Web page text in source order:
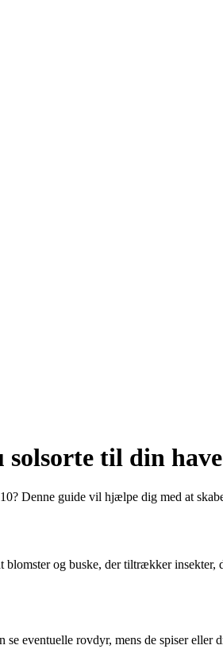
til din have
Denne guide vil hjælpe dig med at
og buske, der tiltrækker insekter,
se eventuelle rovdyr, mens de spiser eller